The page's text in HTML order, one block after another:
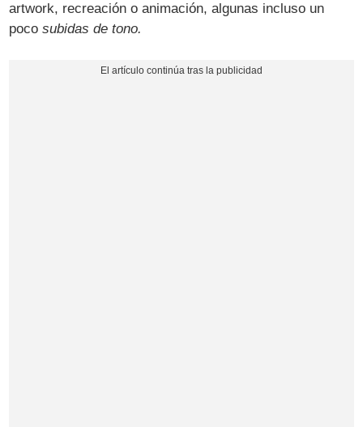
artwork, recreación o animación, algunas incluso un
poco subidas de tono.